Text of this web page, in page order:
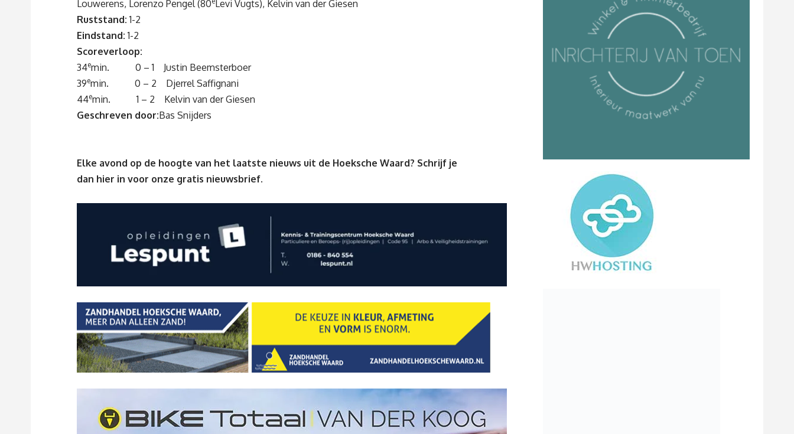
Louwerens, Lorenzo Pengel (80 Levi Vugts), Kelvin van der Giesen
Ruststand:1-2
Eindstand:1-2
Scoreverloop:
34emin. 0 – 1 Justin Beemsterboer
39emin. 0 – 2 Djerrel Saffignani
44emin. 1 – 2 Kelvin van der Giesen
Geschreven door:Bas Snijders
Elke avond op de hoogte van het laatste nieuws uit de Hoeksche Waard? Schrijf je
dan hier in voor onze gratis nieuwsbrief.